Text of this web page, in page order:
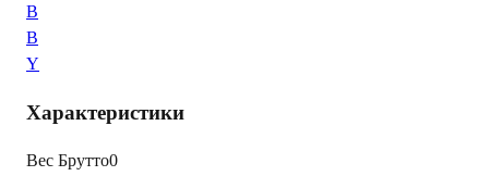
B
B
Y
Характеристики
Вес Брутто0